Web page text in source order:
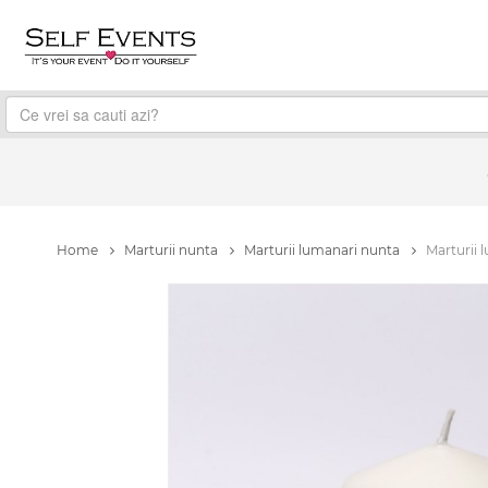
Home Marturii nunta Marturii lumanari nunta Marturii